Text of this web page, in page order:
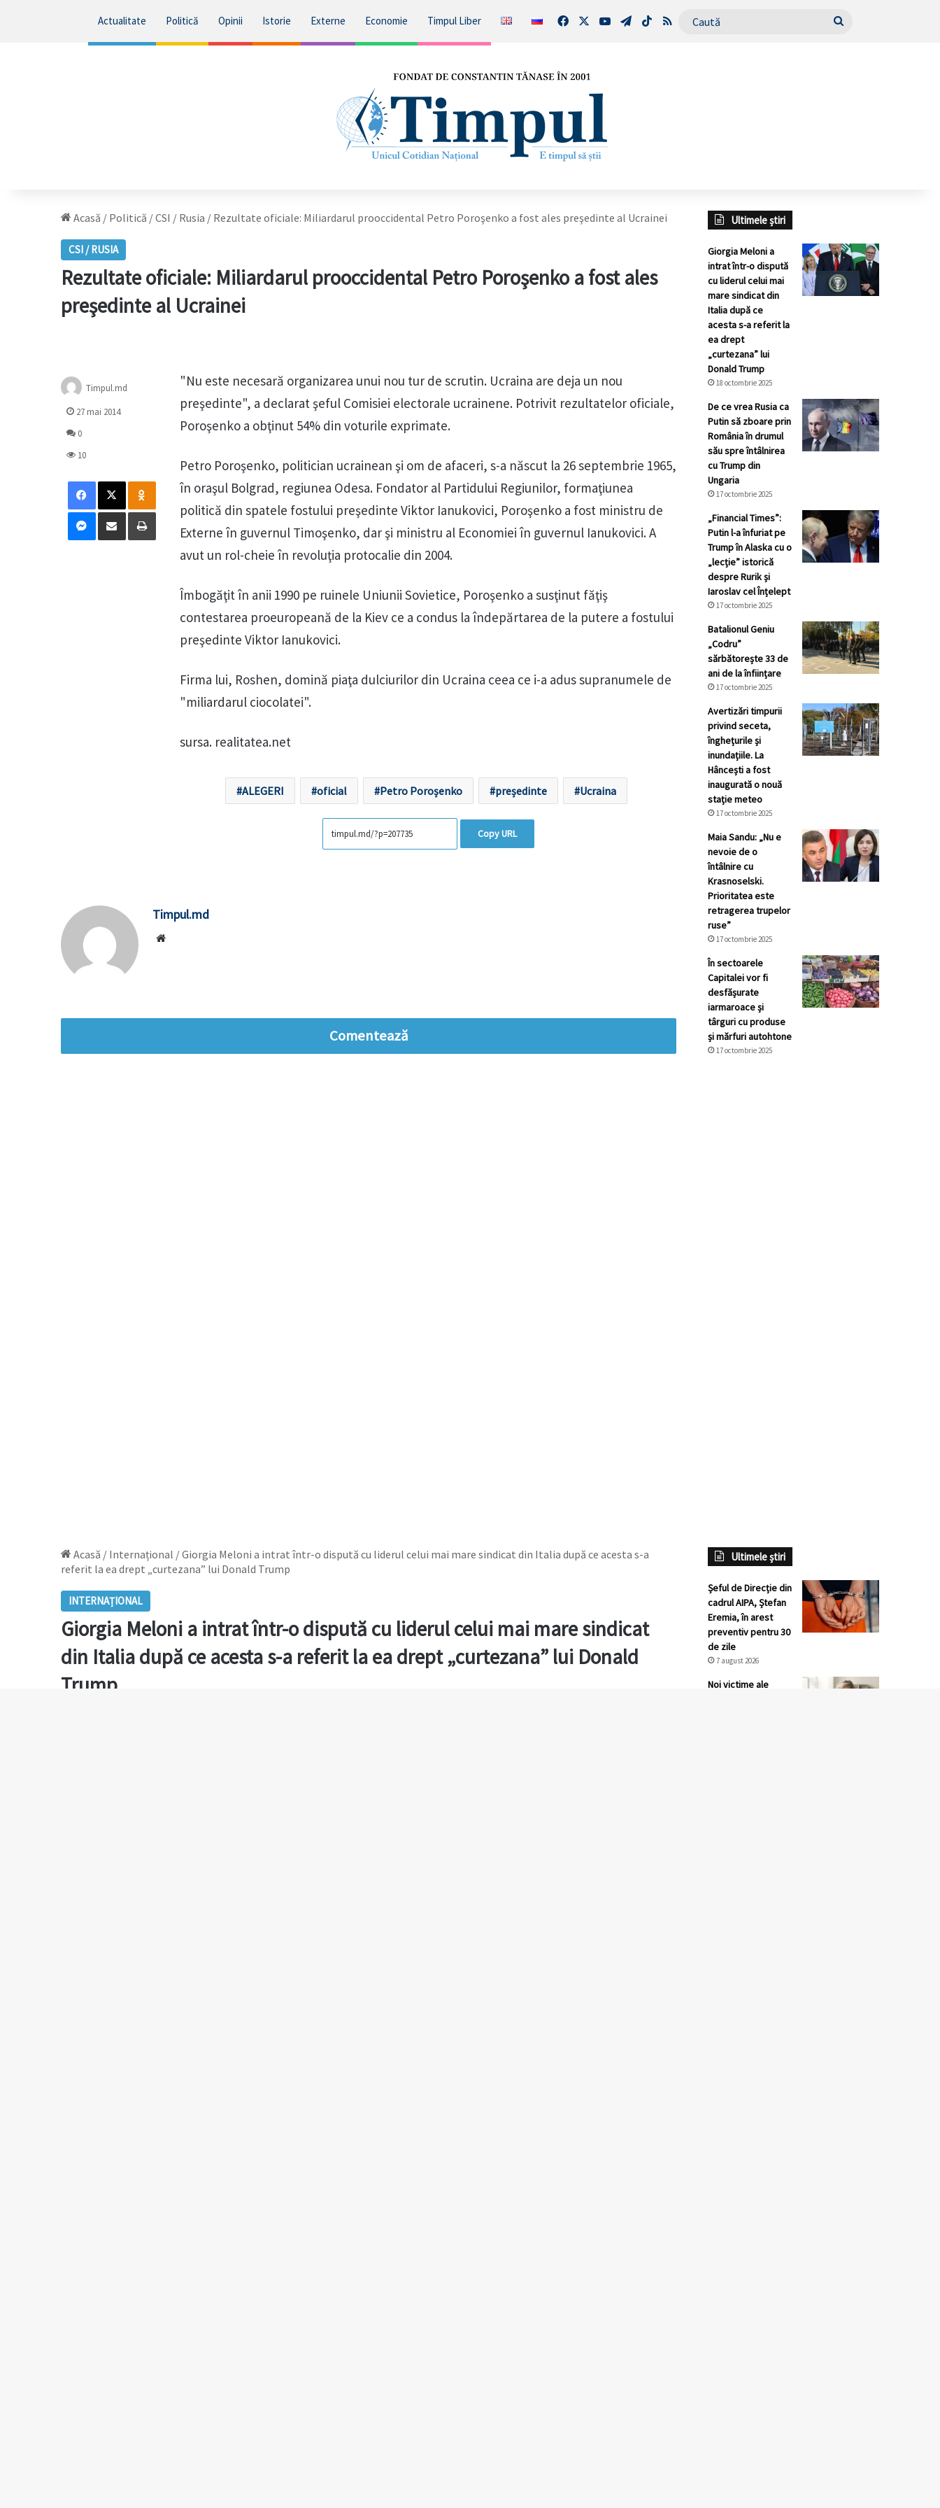
Actualitate Politică Opinii Istorie Externe Economie Timpul Liber FacebookYouTubeTelegram
TikTokRSS Caută
Acasă / Politică /CSI / Rusia / Rezultate oficiale: Miliardarul prooccidental Petro Poroşenko a fost ales preşedinte al Ucrainei
CSI / RUSIA
Rezultate oficiale: Miliardarul prooccidental Petro Poroşenko a fost ales
preşedinte al Ucrainei
"Nu este necesară organizarea unui nou tur de scrutin. Ucraina are deja un nou
preşedinte", a declarat şeful Comisiei electorale ucrainene. Potrivit rezultatelor oficiale,
Poroşenko a obţinut 54% din voturile exprimate.
Petro Poroşenko, politician ucrainean şi om de afaceri, s-a născut la 26 septembrie 1965,
în oraşul Bolgrad, regiunea Odesa. Fondator al Partidului Regiunilor, formaţiunea
politică din spatele fostului preşedinte Viktor Ianukovici, Poroşenko a fost ministru de
Externe în guvernul Timoşenko, dar şi ministru al Economiei în guvernul Ianukovici. A
avut un rol-cheie în revoluţia protocalie din 2004.
Îmbogăţit în anii 1990 pe ruinele Uniunii Sovietice, Poroşenko a susţinut făţiş
contestarea proeuropeană de la Kiev ce a condus la îndepărtarea de la putere a fostului
preşedinte Viktor Ianukovici.
Firma lui, Roshen, domină piaţa dulciurilor din Ucraina ceea ce i-a adus supranumele de
"miliardarul ciocolatei".
sursa. realitatea.net
ALEGERI oficial Petro Poroșenko președinte Ucraina
Copy URL
Timpul.md
27 mai 2014
0
10
Facebook
X Odnoklassniki
Messenger
Distribuie prin mail Tipărește
Timpul.md
Comentează
Ultimele știri
Giorgia Meloni a
intrat într-o dispută
cu liderul celui mai
mare sindicat din
Italia după ce
acesta s-a referit la
ea drept
„curtezana” lui
Donald Trump
18 octombrie 2025
De ce vrea Rusia ca
Putin să zboare prin
România în drumul
său spre întâlnirea
cu Trump din
Ungaria
17 octombrie 2025
„Financial Times”:
Putin l-a înfuriat pe
Trump în Alaska cu o
„lecție” istorică
despre Rurik și
Iaroslav cel Înțelept
17 octombrie 2025
Batalionul Geniu
„Codru”
sărbătorește 33 de
ani de la înființare
17 octombrie 2025
Avertizări timpurii
privind seceta,
înghețurile și
inundațiile. La
Hâncești a fost
inaugurată o nouă
stație meteo
17 octombrie 2025
Maia Sandu: „Nu e
nevoie de o
întâlnire cu
Krasnoselski.
Prioritatea este
retragerea trupelor
ruse”
17 octombrie 2025
În sectoarele
Capitalei vor fi
desfășurate
iarmaroace și
târguri cu produse
și mărfuri autohtone
17 octombrie 2025